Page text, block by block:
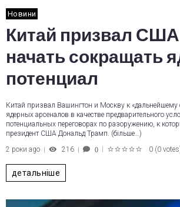
Новини
Китай призвал
начать сокращать
потенциал
Китай призвал Вашингтон и Москву к
ядерных арсеналов в качестве предварительного
потенциальных переговорах по разоружению, к
президент США Дональд Трамп. (більше…)
2 роки ago
216 0 0 (0 votes
детальніше